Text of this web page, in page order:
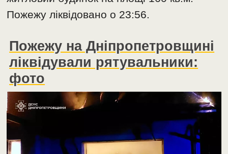
Пожежу ліквідовано о 23:56.
Пожежу на Дніпропетровщині
ліквідували рятувальники:
фото